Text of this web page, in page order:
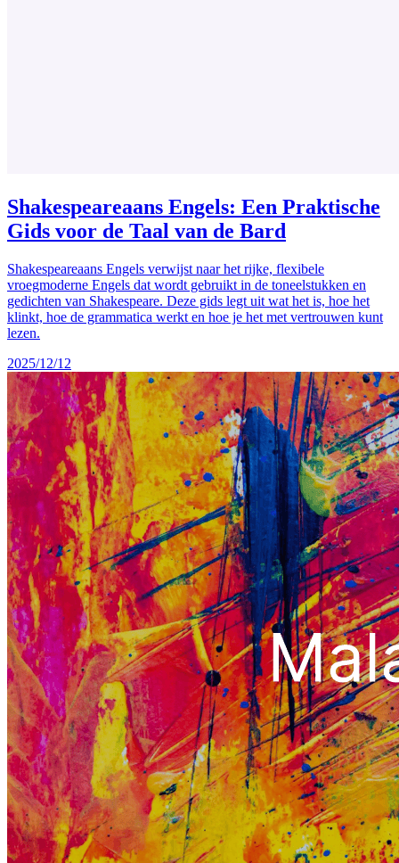
Shakespeareaans Engels: Een Praktische
Gids voor de Taal van de Bard
Shakespeareaans Engels verwijst naar het rijke, flexibele
vroegmoderne Engels dat wordt gebruikt in de toneelstukken en
gedichten van Shakespeare. Deze gids legt uit wat het is, hoe het
klinkt, hoe de grammatica werkt en hoe je het met vertrouwen kunt
lezen.
2025/12/12